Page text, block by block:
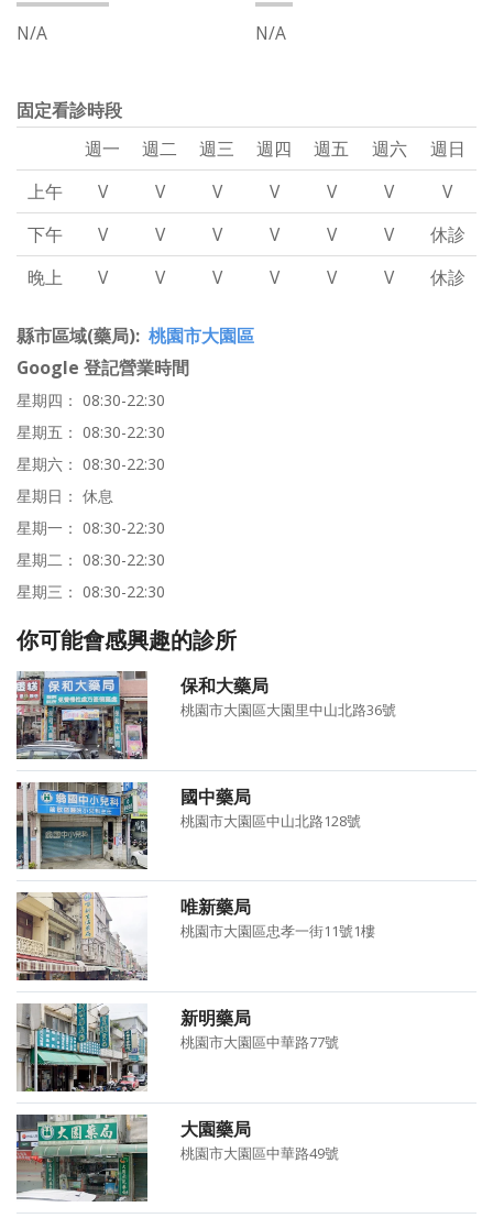
N/A
N/A
固定看診時段
週一
週二 週三 週四 週五 週六
週日
上午
V V V V V V
V
下午
V V V V V V
休診
晚上
V V V V V V 休診
縣市區域(藥局) 桃園市大園區
Google 登記營業時間
星期四： 08:30-22:30
星期五： 08:30-22:30
星期六： 08:30-22:30
星期日： 休息
星期一： 08:30-22:30
星期二： 08:30-22:30
星期三： 08:30-22:30
你可能會感興趣的診所
保和大藥局
桃園市大園區大園里中山北路36號
國中藥局
桃園市大園區中山北路128號
唯新藥局
桃園市大園區忠孝一街11號1樓
新明藥局
桃園市大園區中華路77號
大園藥局
桃園市大園區中華路49號